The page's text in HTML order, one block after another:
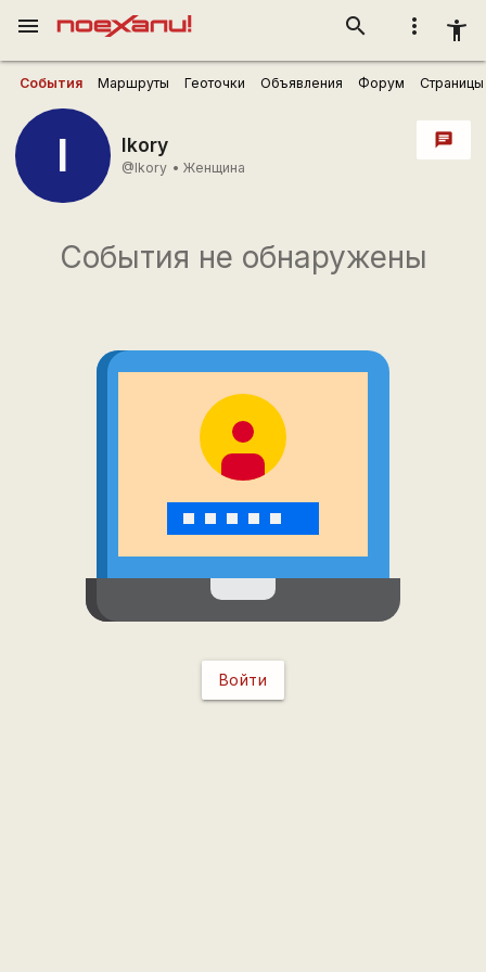
more_vert accessibility_new
search
menu
События Маршруты Геоточки Объявления Форум Страницы
I Ikory
@Ikory • Женщина
chat
События не обнаружены
Войти